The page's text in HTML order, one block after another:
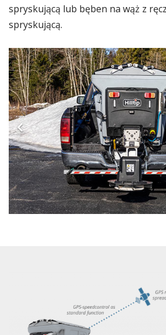
spryskującą lub bęben na wąż z
spryskującą.